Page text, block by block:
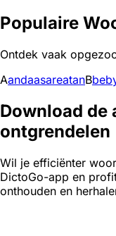
Populaire
Ontdek vaak
AandaasareatanBbe
Download de
ontgrendelen
Wil je efficiënter
DictoGo-app en
onthouden en